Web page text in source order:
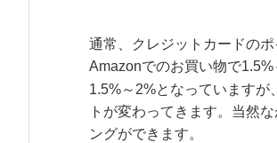
通常、クレジットカードの
Amazonでのお買い物で
1.5%～2%となっています
トが変わってきます。当然
ングができます。